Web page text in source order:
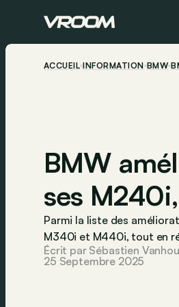
ACCUEIL INFORMATION BMW
BMW
ses
Parmi la liste des
M340i et M440i, tout en
Écrit par Sébastien
25 Septembre 2025